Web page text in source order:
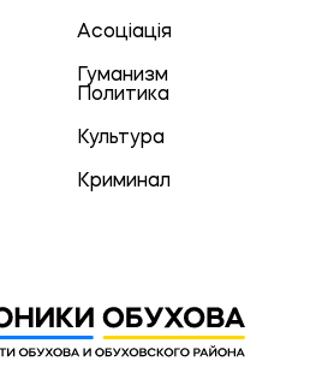
Асоціація
Гуманизм
Политика
Культура
Криминал